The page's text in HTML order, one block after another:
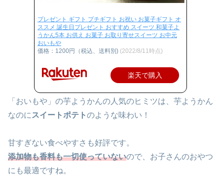
プレゼント ギフト プチギフト お祝い お菓子ギフト オ
ススメ 誕生日プレゼント おすすめ スイーツ 和菓子よ
うかん5本 お供え お菓子 お取り寄せスイーツ お中元
おいもや
価格：1200円（税込、送料別) (2022/8/11時点)
楽天で購入
「おいもや」の芋ようかんの人気のヒミツは、芋ようかん
なのに スイートポテトのような味わい！
甘すぎない食べやすさも好評です。
添加物も香料も一切使っていないので、お子さんのおやつ
にも最適ですね。